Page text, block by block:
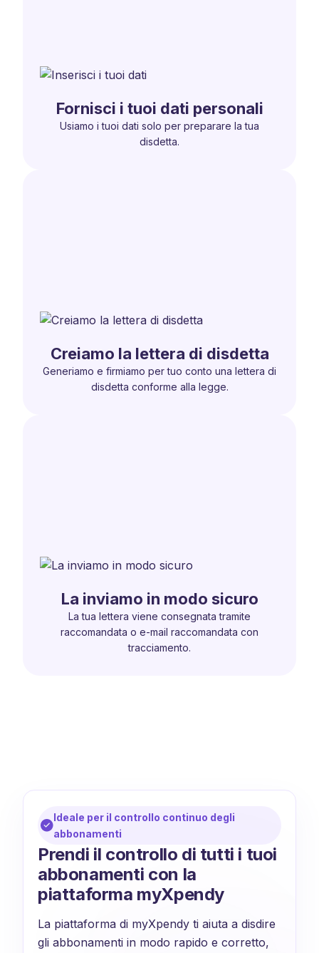
Fornisci i tuoi dati personali
Usiamo i tuoi dati solo per preparare la tua
disdetta.
Creiamo la lettera di disdetta
Generiamo e firmiamo per tuo conto una lettera di
disdetta conforme alla legge.
La inviamo in modo sicuro
La tua lettera viene consegnata tramite
raccomandata o e-mail raccomandata con
tracciamento.
Ideale per il controllo continuo degli
abbonamenti
Prendi il controllo di tutti i tuoi
abbonamenti con la
piattaforma myXpendy
La piattaforma di myXpendy ti aiuta a disdire
gli abbonamenti in modo rapido e corretto,